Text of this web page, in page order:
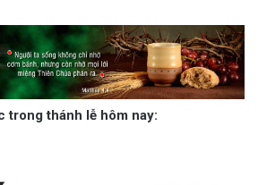
trong thánh lễ hôm nay: